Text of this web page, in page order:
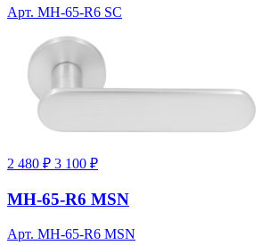
Арт. MH-65-R6 SC
2 480 ₽ 3 100 ₽
MH-65-R6 MSN
Арт. MH-65-R6 MSN